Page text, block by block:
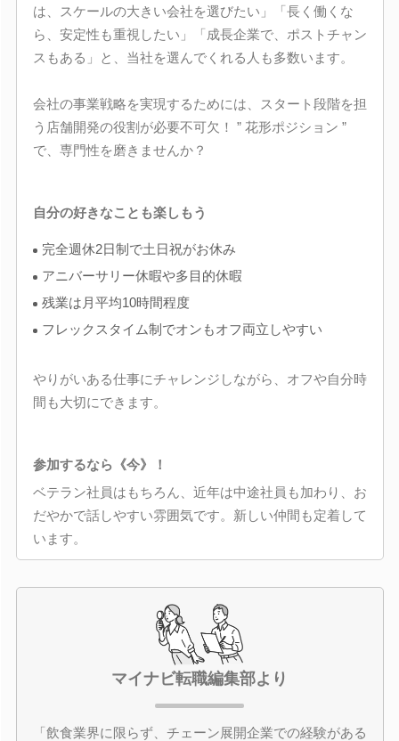
は、スケールの大きい会社を選びたい」「長く働くな
ら、安定性も重視したい」「成長企業で、ポストチャン
スもある」と、当社を選んでくれる人も多数います。
会社の事業戦略を実現するためには、スタート段階を担
う店舗開発の役割が必要不可欠！ ” 花形ポジション ”
で、専門性を磨きませんか？
自分の好きなことも楽しもう
完全週休2日制で土日祝がお休み
アニバーサリー休暇や多目的休暇
残業は月平均10時間程度
フレックスタイム制でオンもオフ両立しやすい
やりがいある仕事にチャレンジしながら、オフや自分時
間も大切にできます。
参加するなら《今》！
ベテラン社員はもちろん、近年は中途社員も加わり、お
だやかで話しやすい雰囲気です。新しい仲間も定着して
います。
マイナビ転職編集部より
「飲食業界に限らず、チェーン展開企業での経験がある